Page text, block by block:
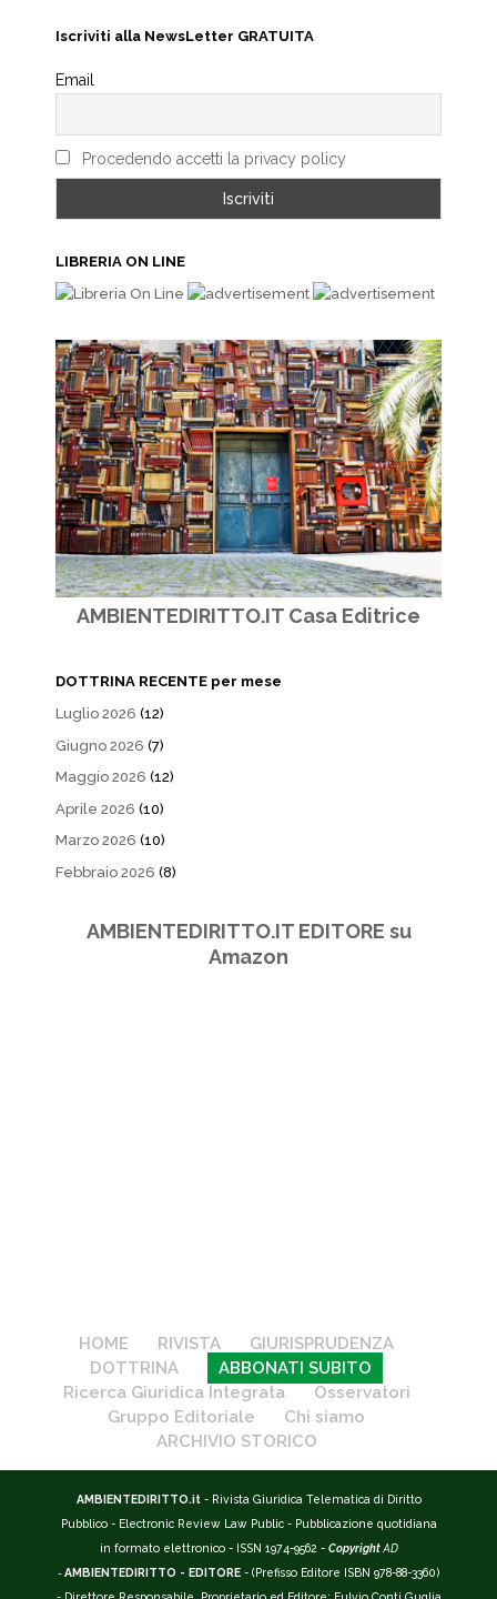
Iscriviti alla NewsLetter GRATUITA
Email
Procedendo accetti la privacy policy
LIBRERIA ON LINE
AMBIENTEDIRITTO.IT Casa Editrice
DOTTRINA RECENTE per mese
Luglio 2026 (12)
Giugno 2026 (7)
Maggio 2026 (12)
Aprile 2026 (10)
Marzo 2026 (10)
Febbraio 2026 (8)
AMBIENTEDIRITTO.IT EDITORE su
Amazon
HOME RIVISTA
GIURISPRUDENZA
DOTTRINA
ABBONATI SUBITO
Ricerca Giuridica Integrata
Osservatori
Gruppo Editoriale
Chi siamo
ARCHIVIO STORICO
AMBIENTEDIRITTO.it - Rivista Giuridica Telematica di Diritto
Pubblico - Electronic Review Law Public - Pubblicazione quotidiana
in formato elettronico - ISSN 1974-9562 - Copyright AD
-AMBIENTEDIRITTO - EDITORE - (Prefisso Editore ISBN 978-88-3360)